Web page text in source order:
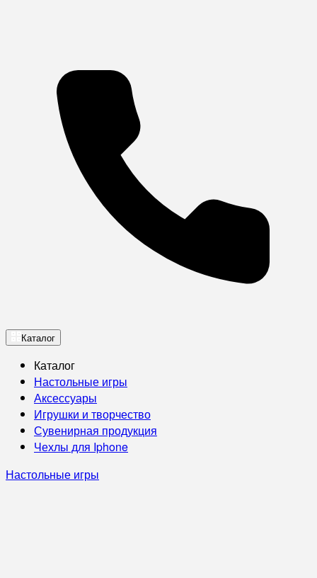
Каталог
Каталог
Настольные игры
Аксессуары
Игрушки и творчество
Сувенирная продукция
Чехлы для Iphone
Настольные игры